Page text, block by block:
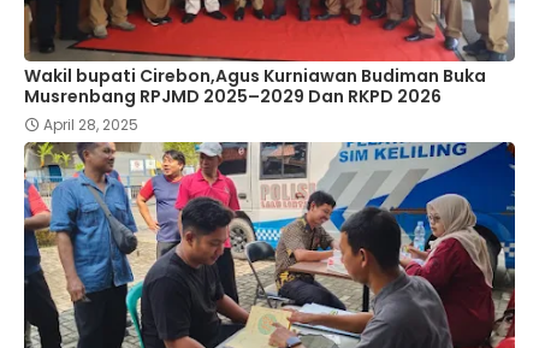
Wakil bupati Cirebon,Agus Kurniawan Budiman Buka
Musrenbang RPJMD 2025–2029 Dan RKPD 2026
April 28, 2025